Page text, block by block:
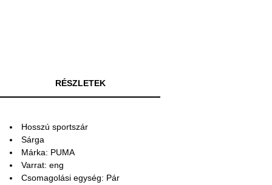
RÉSZLETEK
Hosszú sportszár
Sárga
Márka: PUMA
Varrat: eng
Csomagolási egység: Pár